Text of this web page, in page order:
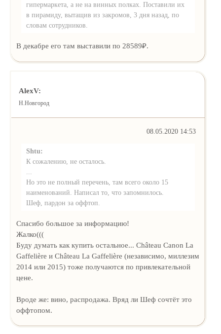
гипермаркета, а не на винных полках. Поставили их
в пирамиду, вытащив из закромов, 3 дня назад, по
словам сотрудников.
В декабре его там выставили по 28589₽.
AlexV:
Н.Новгород
08.05.2020 14:53
Shtu:
К сожалению, не осталось.
Но это не полный перечень, там всего около 15
наименований. Написал то, что запомнилось.
Шеф, пардон за оффтоп.
Спасибо большое за информацию!
Жалко(((
Буду думать как купить остальное... Château Canon La
Gaffelière и Château La Gaffelière (независимо, миллезим
2014 или 2015) тоже получаются по привлекательной
цене.
Вроде же: вино, распродажа. Вряд ли Шеф сочтёт это
оффтопом.